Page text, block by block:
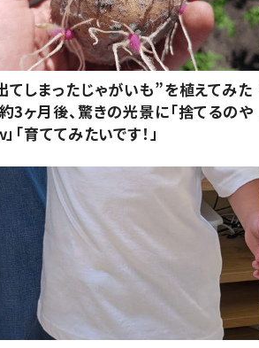
てしまったじゃがいも”を植えてみた
ヶ月後、驚きの光景に「捨てるのや
「育ててみたいです！」